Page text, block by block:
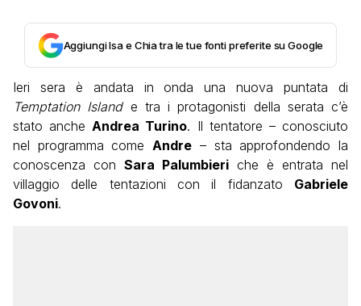
Aggiungi Isa e Chia tra le tue fonti preferite su Google
Ieri sera è andata in onda una nuova puntata di
Temptation Islande tra i protagonisti della serata c’è
stato ancheAndrea Turino. Il tentatore – conosciuto
nel programma comeAndre – sta approfondendo la
conoscenza con Sara Palumbieri che è entrata nel
villaggio delle tentazioni con il fidanzato Gabriele
Govoni.